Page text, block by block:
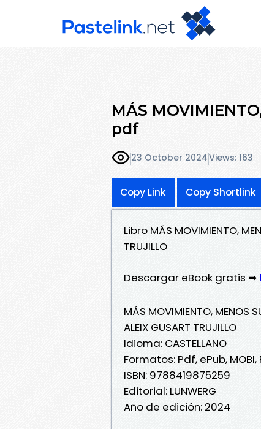
MÁS
pdf
23 October 2024Views: 163
Copy Link Copy Shortlink
Libro MÁS MOVIMIENTO,
TRUJILLO
Descargar eBook gratis ➡
MÁS MOVIMIENTO, MENOS
ALEIX GUSART TRUJILLO
Idioma: CASTELLANO
Formatos: Pdf, ePub, MOBI,
ISBN: 9788419875259
Editorial: LUNWERG
Año de edición: 2024